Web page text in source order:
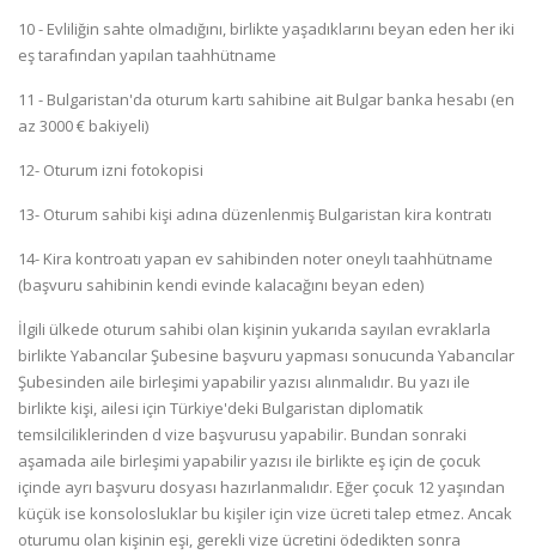
10 - Evliliğin sahte olmadığını, birlikte yaşadıklarını beyan eden her iki
eş tarafından yapılan taahhütname
11 - Bulgaristan'da oturum kartı sahibine ait Bulgar banka hesabı (en
az 3000 € bakiyeli)
12- Oturum izni fotokopisi
13- Oturum sahibi kişi adına düzenlenmiş Bulgaristan kira kontratı
14- Kira kontroatı yapan ev sahibinden noter oneylı taahhütname
(başvuru sahibinin kendi evinde kalacağını beyan eden)
İlgili ülkede oturum sahibi olan kişinin yukarıda sayılan evraklarla
birlikte Yabancılar Şubesine başvuru yapması sonucunda Yabancılar
Şubesinden aile birleşimi yapabilir yazısı alınmalıdır. Bu yazı ile
birlikte kişi, ailesi için Türkiye'deki Bulgaristan diplomatik
temsilciliklerinden d vize başvurusu yapabilir. Bundan sonraki
aşamada aile birleşimi yapabilir yazısı ile birlikte eş için de çocuk
içinde ayrı başvuru dosyası hazırlanmalıdır. Eğer çocuk 12 yaşından
küçük ise konsolosluklar bu kişiler için vize ücreti talep etmez. Ancak
oturumu olan kişinin eşi, gerekli vize ücretini ödedikten sonra